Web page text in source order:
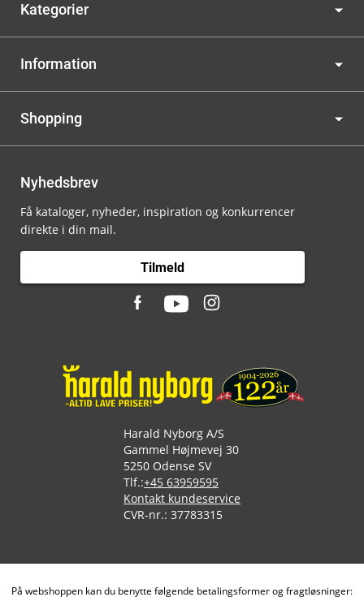
Kategorier
Information
Shopping
Nyhedsbrev
Få kataloger, nyheder, inspiration og konkurrencer
direkte i din mail.
Tilmeld
Harald Nyborg A/S
Gammel Højmevej 30
5250 Odense SV
Tlf.:+45 63959595
Kontakt kundeservice
CVR-nr.: 37783315
På webshoppen kan du benytte følgende betalingsformer og fragtløsninger: